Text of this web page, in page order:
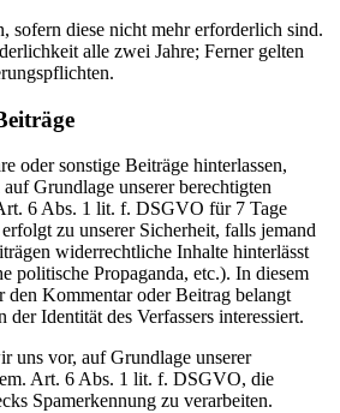
sofern diese nicht mehr erforderlich sind.
alle zwei Jahre; Ferner gelten
oder sonstige Beiträge hinterlassen,
Grundlage unserer berechtigten
6 Abs. 1 lit. f. DSGVO für 7 Tage
zu unserer Sicherheit, falls jemand
widerrechtliche Inhalte hinterlässt
politische Propaganda, etc.). In diesem
Kommentar oder Beitrag belangt
der Identität des Verfassers interessiert.
uns vor, auf Grundlage unserer
Art. 6 Abs. 1 lit. f. DSGVO, die
Spamerkennung zu verarbeiten.